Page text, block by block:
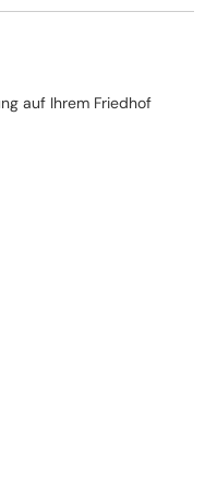
auf Ihrem Friedhof